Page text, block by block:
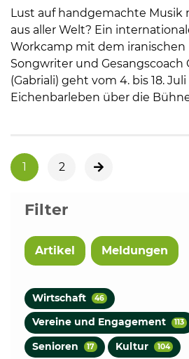
Lust auf handgemachte
aus aller Welt? Ein
Workcamp mit dem iranischen
Songwriter und Gesangscoach
(Gabriali) geht vom 4. bis 18.
Eichenbarleben über die
1 2 nächste Seite
Filter
Artikel Meldungen
Wirtschaft 46
Vereine und Engagement 113
Senioren 17 Kultur 104